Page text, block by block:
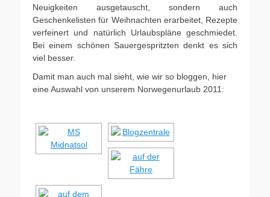
Neuigkeiten ausgetauscht, sondern auch
Geschenkelisten für Weihnachten erarbeitet, Rezepte
verfeinert und natürlich Urlaubspläne geschmiedet.
Bei einem schönen Sauergespritzten denkt es sich
viel besser.
Damit man auch mal sieht, wie wir so bloggen, hier
eine Auswahl von unserem Norwegenurlaub 2011: